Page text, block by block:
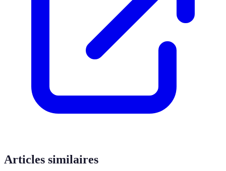
Articles similaires